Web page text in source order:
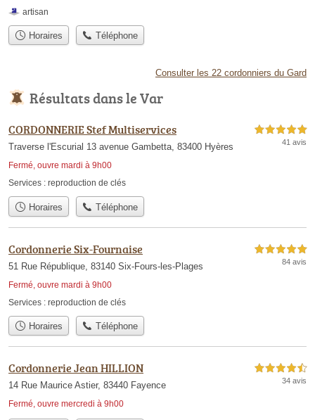
artisan
Horaires Téléphone
Consulter les 22 cordonniers du Gard
Résultats dans le Var
CORDONNERIE Stef Multiservices
Traverse l'Escurial 13 avenue Gambetta, 83400 Hyères
Fermé, ouvre mardi à 9h00
5,0 étoiles sur 5
41 avis
Services : reproduction de clés
Horaires Téléphone
Cordonnerie Six-Fournaise
51 Rue République, 83140 Six-Fours-les-Plages
Fermé, ouvre mardi à 9h00
5,0 étoiles sur 5
84 avis
Services : reproduction de clés
Horaires Téléphone
Cordonnerie Jean HILLION
14 Rue Maurice Astier, 83440 Fayence
Fermé, ouvre mercredi à 9h00
4,5 étoiles sur 5
34 avis